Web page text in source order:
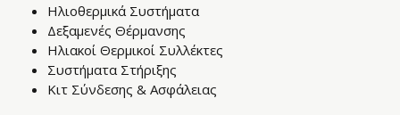
Ηλιοθερμικά Συστήματα
Δεξαμενές Θέρμανσης
Ηλιακοί Θερμικοί Συλλέκτες
Συστήματα Στήριξης
Κιτ Σύνδεσης & Ασφάλειας